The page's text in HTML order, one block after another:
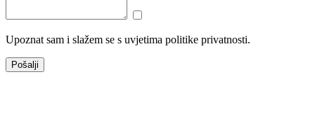
Upoznat sam i slažem se s uvjetima politike privatnosti.
Pošalji